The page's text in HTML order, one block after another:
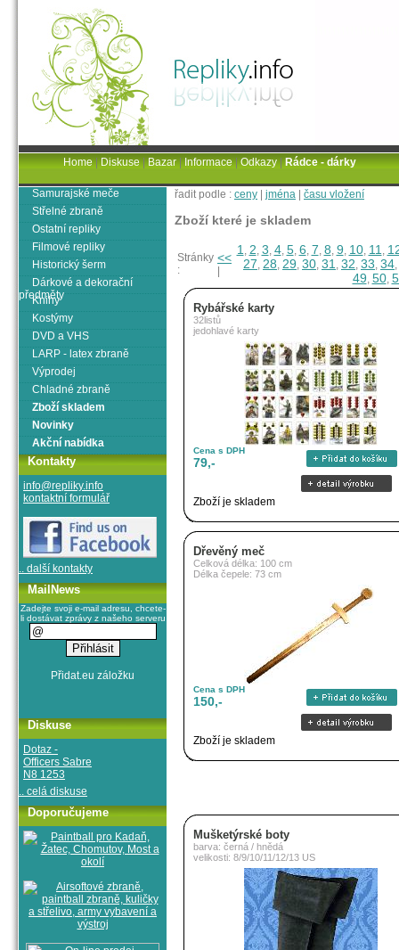
řadit podle : ceny jména času vložení
Zboží které je skladem
Stránky
:
<<
1, 2, 3, 4, 5, 6, 7, 8, 9, 10, 11,
27, 28, 29, 30, 31 , 32, 33, 34,
49, 50,
Rybářské karty
32listů
jedohlavé karty
Cena s DPH
79,-
Zboží je skladem
Dřevěný meč
Celková délka: 100 cm
Délka čepele: 73 cm
Cena s DPH
150,-
Zboží je skladem
Mušketýrské boty
barva: černá / hnědá
velikosti: 8/9/10/11/12/13 US
Samurajské meče
Střelné zbraně
Ostatní repliky
Filmové repliky
Historický šerm
Dárkové a dekorační
předměty
Knihy
Kostýmy
DVD a VHS
LARP - latex zbraně
Výprodej
Chladné zbraně
Zboží skladem
Novinky
Akční nabídka
Kontakty
info@repliky.info
kontaktní formulář
.. další kontakty
MailNews
Zadejte svoji e-mail adresu, chcete-
li dostávat zprávy z našeho serveru
Diskuse
Dotaz -
Officers Sabre
N8 1253
.. celá diskuse
Doporučujeme
Home|Diskuse|Bazar|Informace|Odkazy|Rádce - dárky